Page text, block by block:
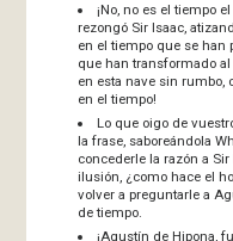
¡No, no es el tiempo
rezongó Sir Isaac,
en el tiempo que se han
que han transformado
en esta nave sin rumbo,
en el tiempo!
Lo que oigo de
la frase, saboreándola
concederle la razón a
ilusión, ¿como hace el
volver a preguntarle a
de tiempo.
¡Agustín de Hipona,